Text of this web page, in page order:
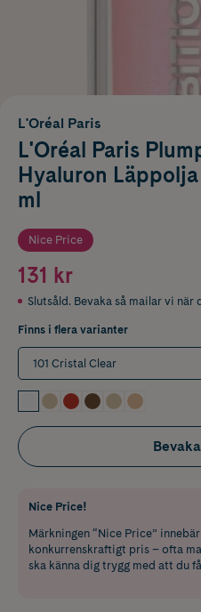
L'Oréal Paris
L'Oréal Paris
Hyaluron
ml
Nice Price
131 kr
Slutsåld. Bevaka så mailar vi när
Finns i flera varianter
101 Cristal Clear
Nice Price!
Märkningen “Nice Price”
konkurrenskraftigt pris – ofta
ska känna dig trygg med att du